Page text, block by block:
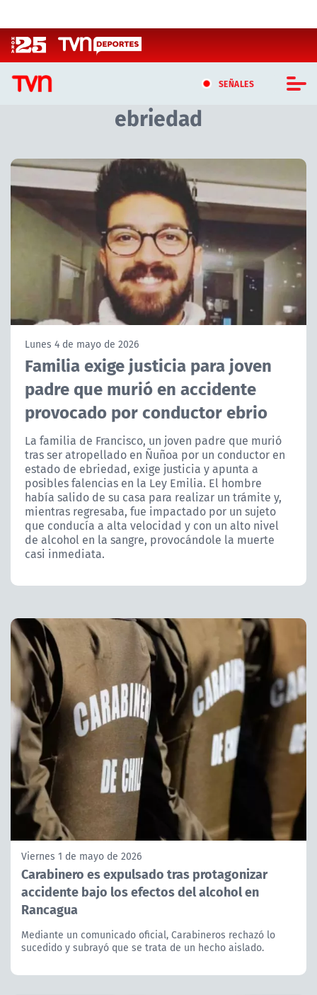
SEÑALES
CASTING MASTERCHEF CHILE
CASTING TVN VERTICAL
TVN VERTICAL
TVN PLAY
PROGRAMAS
TELESERIES
ACTUALIDAD Y TENDENCIAS
CORPORATIVO Y TRANSPARENCIA
CANAL DE DENUNCIAS
ÁREA DE PROYECTOS
ebriedad
Artículos relacionados con ebriedad
Lunes 4 de mayo de 2026
Familia exige justicia para joven
padre que murió en accidente
provocado por conductor ebrio
La familia de Francisco, un joven padre que murió
tras ser atropellado en Ñuñoa por un conductor en
estado de ebriedad, exige justicia y apunta a
posibles falencias en la Ley Emilia. El hombre
había salido de su casa para realizar un trámite y,
mientras regresaba, fue impactado por un sujeto
que conducía a alta velocidad y con un alto nivel
de alcohol en la sangre, provocándole la muerte
casi inmediata.
Viernes 1 de mayo de 2026
Carabinero es expulsado tras protagonizar
accidente bajo los efectos del alcohol en
Rancagua
Mediante un comunicado oficial, Carabineros rechazó lo
sucedido y subrayó que se trata de un hecho aislado.